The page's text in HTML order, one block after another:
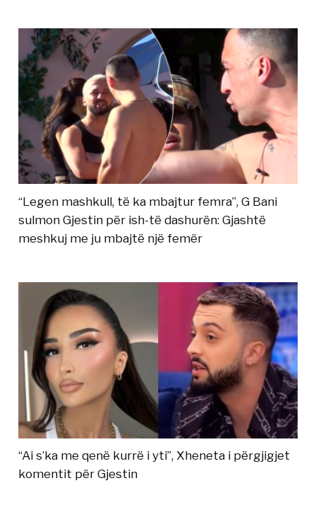
“Legen mashkull, të ka mbajtur femra”, G Bani
sulmon Gjestin për ish-të dashurën: Gjashtë
meshkuj me ju mbajtë një femër
“Ai s’ka me qenë kurrë i yti”, Xheneta i përgjigjet
komentit për Gjestin